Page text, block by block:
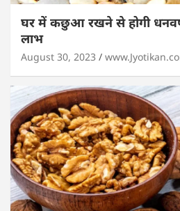
घर में कछुआ रखने से होगी
लाभ
August 30, 2023